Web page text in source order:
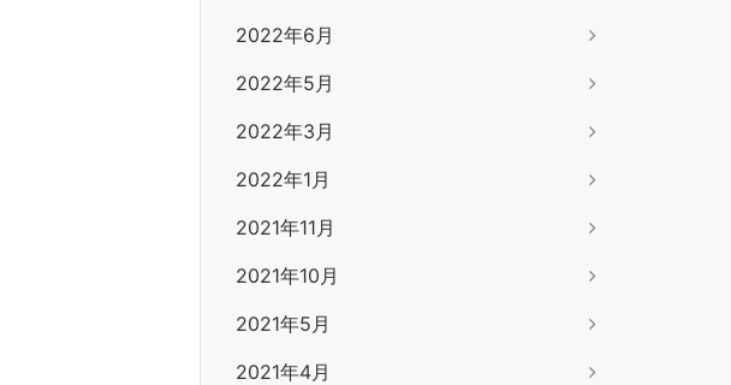
2022年6月
2022年5月
2022年3月
2022年1月
2021年11月
2021年10月
2021年5月
2021年4月